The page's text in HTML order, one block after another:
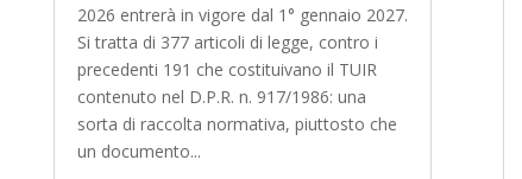
2026 entrerà in vigore dal 1° gennaio 2027.
Si tratta di 377 articoli di legge, contro i
precedenti 191 che costituivano il TUIR
contenuto nel D.P.R. n. 917/1986: una
sorta di raccolta normativa, piuttosto che
un documento...